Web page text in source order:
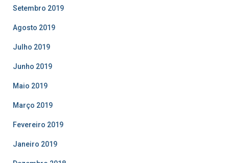
Setembro 2019
Agosto 2019
Julho 2019
Junho 2019
Maio 2019
Março 2019
Fevereiro 2019
Janeiro 2019